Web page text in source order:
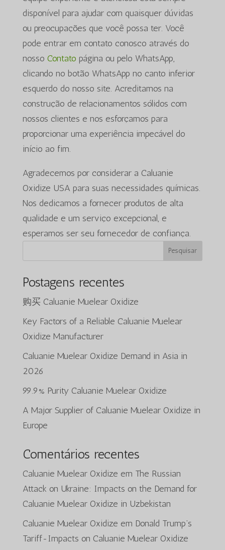
disponível para ajudar com quaisquer dúvidas
ou preocupações que você possa ter. Você
pode entrar em contato conosco através do
nosso Contato página ou pelo WhatsApp,
clicando no botão WhatsApp no canto inferior
esquerdo do nosso site. Acreditamos na
construção de relacionamentos sólidos com
nossos clientes e nos esforçamos para
proporcionar uma experiência impecável do
início ao fim.
Agradecemos por considerar a Caluanie
Oxidize USA para suas necessidades químicas.
Nos dedicamos a fornecer produtos de alta
qualidade e um serviço excepcional, e
esperamos ser seu fornecedor de confiança.
Pesquisar
Postagens recentes
购买 Caluanie Muelear Oxidize
Key Factors of a Reliable Caluanie Muelear
Oxidize Manufacturer
Caluanie Muelear Oxidize Demand in Asia in
2026
99.9% Purity Caluanie Muelear Oxidize
A Major Supplier of Caluanie Muelear Oxidize in
Europe
Comentários recentes
Caluanie Muelear Oxidize em The Russian
Attack on Ukraine: Impacts on the Demand for
Caluanie Muelear Oxidize in Uzbekistan
Caluanie Muelear Oxidize em Donald Trump’s
Tariff-Impacts on Caluanie Muelear Oxidize